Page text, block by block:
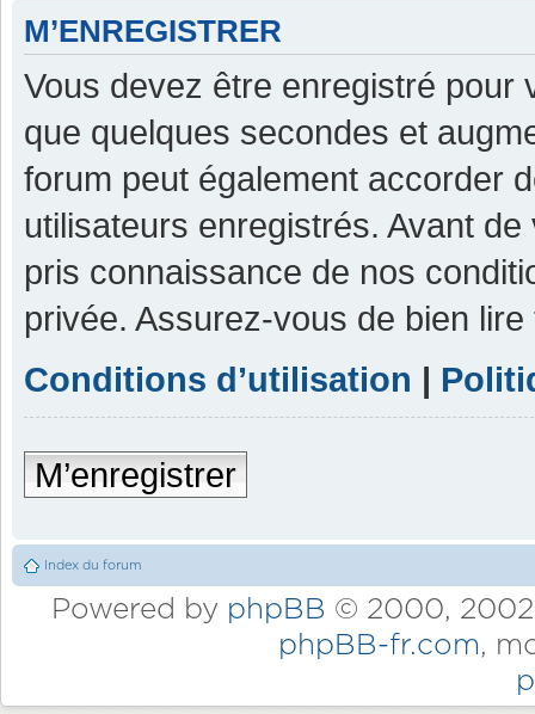
M’ENREGISTRER
Vous devez être enregistré pour
que quelques secondes et
forum peut également accorder
utilisateurs enregistrés. Avant
pris connaissance de nos
privée. Assurez-vous de bien
Conditions d’utilisation |
M’enregistrer
Index du forum
Powered by phpBB © 2000,
phpBB-fr.com,